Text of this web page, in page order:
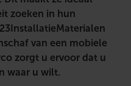
zoeken in hun
van een mobiele
zorgt u ervoor dat u
waar u wilt.